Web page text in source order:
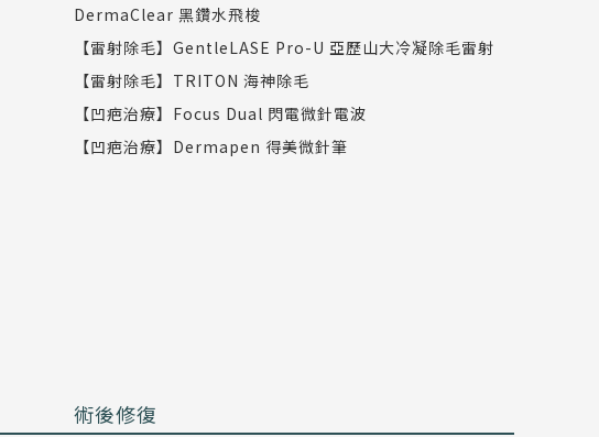
DermaClear 黑鑽水飛梭
【雷射除毛】GentleLASE Pro-U 亞歷山大冷凝除毛雷射
【雷射除毛】TRITON 海神除毛
【凹疤治療】Focus Dual 閃電微針電波
【凹疤治療】Dermapen 得美微針筆
術後修復